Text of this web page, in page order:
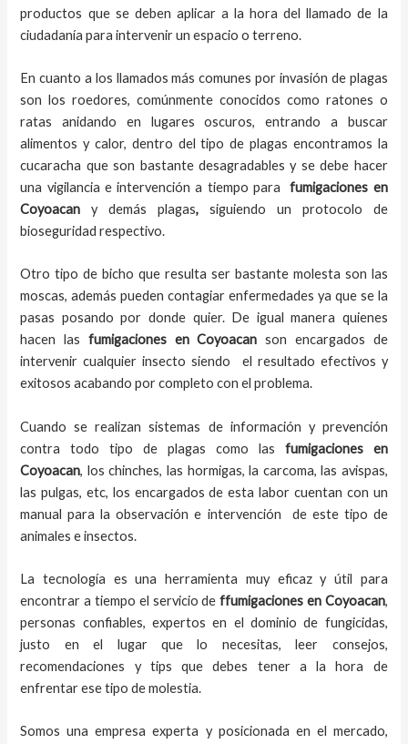
productos que se deben aplicar a la hora del llamado de la
ciudadanía para intervenir un espacio o terreno.
En cuanto a los llamados más comunes por invasión de plagas
son los roedores, comúnmente conocidos como ratones o
ratas anidando en lugares oscuros, entrando a buscar
alimentos y calor, dentro del tipo de plagas encontramos la
cucaracha que son bastante desagradables y se debe hacer
una vigilancia e intervención a tiempo parafumigaciones en
Coyoacan
y demás plagas, siguiendo un protocolo de
bioseguridad respectivo.
Otro tipo de bicho que resulta ser bastante molesta son las
moscas, además pueden contagiar enfermedades ya que se la
pasas posando por donde quier. De igual manera quienes
hacen las fumigacionesenCoyoacan son encargados de
intervenir cualquier insecto siendo el resultado efectivos y
exitosos acabando por completo con el problema.
Cuando se realizan sistemas de información y prevención
contra todo tipo de plagas como las fumigacionesen
Coyoacan, los chinches, las hormigas, la carcoma, las avispas,
las pulgas, etc, los encargados de esta labor cuentan con un
manual para la observación e intervención de este tipo de
animales e insectos.
La tecnología es una herramienta muy eficaz y útil para
encontrar a tiempo el servicio deffumigaciones en Coyoacan,
personas confiables, expertos en el dominio de fungicidas,
justo en el lugar que lo necesitas, leer consejos,
recomendaciones y tips que debes tener a la hora de
enfrentar ese tipo de molestia.
Somos una empresa experta y posicionada en el mercado,